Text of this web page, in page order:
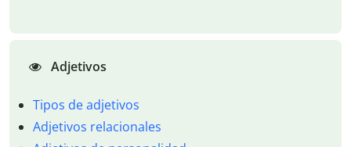
Adjetivos
Tipos de adjetivos
Adjetivos relacionales